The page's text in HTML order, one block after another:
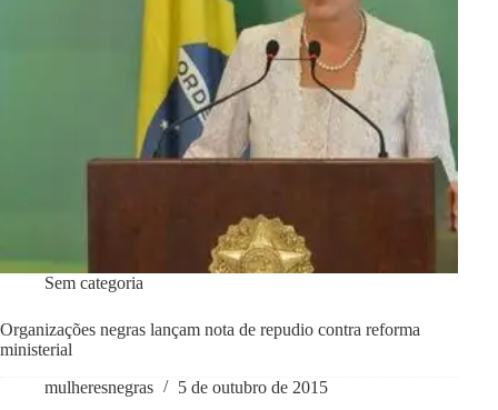
Sem categoria
Organizações negras lançam nota de repudio contra reforma
ministerial
mulheresnegras
5 de outubro de 2015